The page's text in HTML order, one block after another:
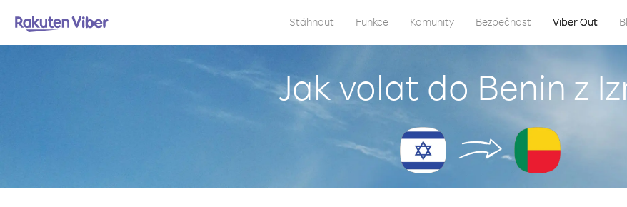
Stáhnout Funkce Komunity Bezpečnost Viber Out
Jak volat do Benin z